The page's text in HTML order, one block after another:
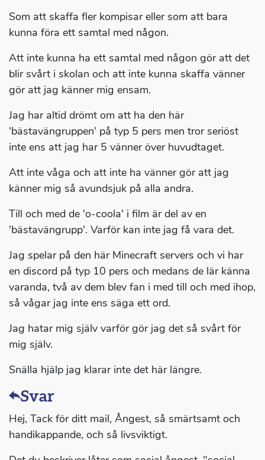
Som att skaffa fler kompisar eller som att bara
kunna föra ett samtal med någon.
Att inte kunna ha ett samtal med någon gör att det
blir svårt i skolan och att inte kunna skaffa vänner
gör att jag känner mig ensam.
Jag har altid drömt om att ha den här
'bästavängruppen' på typ 5 pers men tror seriöst
inte ens att jag har 5 vänner över huvudtaget.
Att inte våga och att inte ha vänner gör att jag
känner mig så avundsjuk på alla andra.
Till och med de 'o-coola' i film är del av en
'bästavängrupp'. Varför kan inte jag få vara det.
Jag spelar på den här Minecraft servers och vi har
en discord på typ 10 pers och medans de lär känna
varanda, två av dem blev fan i med till och med ihop,
så vågar jag inte ens säga ett ord.
Jag hatar mig själv varför gör jag det så svårt för
mig själv.
Snälla hjälp jag klarar inte det här längre.
Svar
Hej, Tack för ditt mail, Ångest, så smärtsamt och
handikappande, och så livsviktigt.